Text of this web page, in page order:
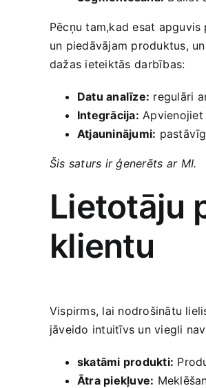
Pēcņu tam,kad esat
un piedāvājam produktus,
dažas ieteiktās ⁢darbības:
Datu analīze: regulāri
Integrācija:
Atjauninājumi:
Šis saturs ir ģenerēts⁤ ar⁣ MI.
Lietotāju
klientu
Vispirms, lai nodrošinātu
jāveido intuitīvs un viegli⁤
skatāmi produkti:
Ātra piekļuve: